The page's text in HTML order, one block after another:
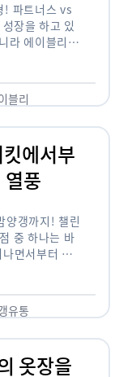
! 파트너스 vs
장을 하고 있
라 에이블리에
블리
에서부
풍
양갱까지! 챌린
중 하나는 바
면서부터 디
유통
옷장을